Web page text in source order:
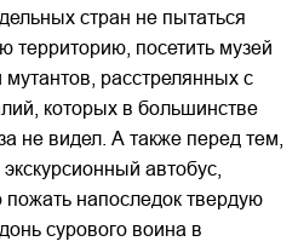
стран не пытаться
территорию, посетить музей
расстрелянных с
которых в большинстве
не видел. А также перед тем,
автобус,
напоследок твердую
сурового воина в